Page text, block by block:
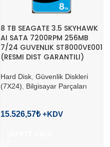
8 TB SEAGATE 3.5 SKYHAWK
AI SATA 7200RPM 256MB
7/24 GUVENLIK ST8000VE001
(RESMI DIST GARANTILI)
Hard Disk, Güvenlik Diskleri
(7X24), Bilgisayar Parçaları
15.526,57₺